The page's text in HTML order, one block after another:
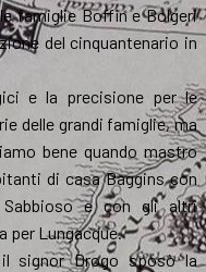
famiglie Boffin e Bolgeri
del cinquantenario in
e la precisione per le
delle grandi famiglie, ma
bene quando mastro
di casa Baggins con
Sabbioso e con gli altri
per Lungacque.
signor Drogo sposò la